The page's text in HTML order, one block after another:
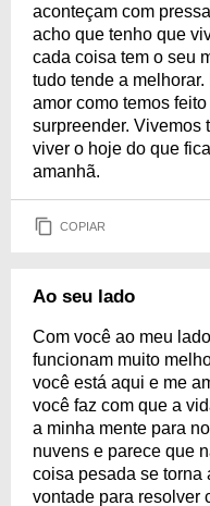
aconteçam com
acho que tenho que
cada coisa tem o seu
tudo tende a
amor como temos
surpreender. Vivemos
viver o hoje do que
amanhã.
COPIAR
Ao seu lado
Com você ao meu
funcionam muito
você está aqui e me
você faz com que a
a minha mente para
nuvens e parece que
coisa pesada se torna
vontade para resolver